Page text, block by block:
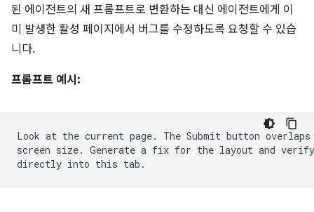
된 에이전트의 새 프롬프트로 변환하는 대신 에이전트에게 이
미 발생한 활성 페이지에서 버그를 수정하도록 요청할 수 있습
니다.
프롬프트 예시:
Look at the current page. The Submit button
screen size. Generate a fix for the layout and